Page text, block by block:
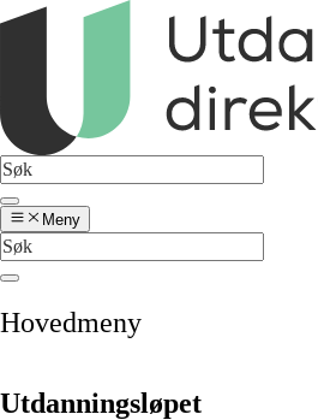
Meny
Hovedmeny
Utdanningsløpet